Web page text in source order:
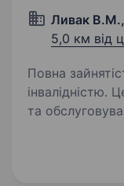
Ливак
5,0 км від
Повна
інвалідністю. Центр продажу
та